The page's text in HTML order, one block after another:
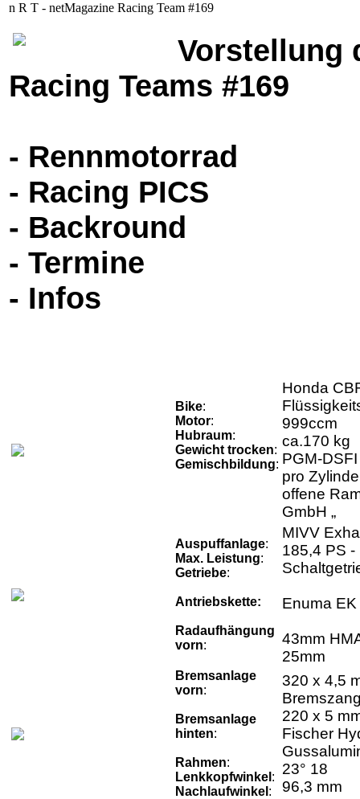
n R T - netMagazine Racing Team #169
Vorstellung
Racing Teams #169
- Rennmotorrad
- Racing PICS
- Backround
- Termine
- Infos
Bike:
Motor:
Hubraum:
Gewicht trocken:
Gemischbildung:
Honda
999ccm
ca.170 kg
PGM-
pro
offene
GmbH „
Auspuffanlage:
Max. Leistung:
Getriebe:
Antriebskette:
Radaufhängung
vorn:
MIVV
185,4 PS -
Enuma
43mm
25mm
Bremsanlage
vorn:
Bremsanlage
hinten:
Rahmen:
Lenkkopfwinkel :
Nachlaufwinkel :
320 x 4,5
220 x 5
Fischer
23° 18
96,3 mm